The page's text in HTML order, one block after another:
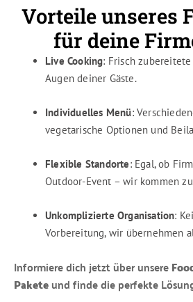
Vorteile unseres
für deine
Live Cooking: Frisch
Augen deiner Gäste.
Individuelles Menü:
vegetarische Optionen und
Flexible Standorte: Egal, ob
Outdoor-Event – wir kommen
Unkomplizierte Organisation:
Vorbereitung, wir übernehmen
Informiere dich jetzt über unsere
Paketeund finde die perfekte